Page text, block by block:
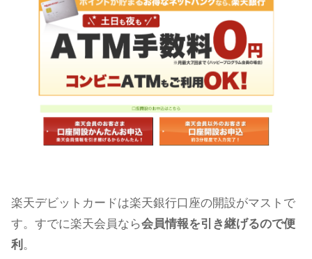
楽天デビットカードは楽天銀行口座の開設がマストで
す。すでに楽天会員なら会員情報を引き継げるので便
利 。